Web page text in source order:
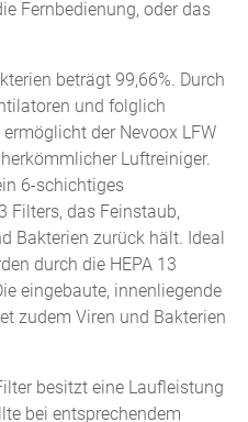
Fernbedienung, oder das
beträgt 99,66%. Durch
und folglich
der Nevoox LFW
Luftreiniger.
6-schichtiges
Filters, das Feinstaub,
Bakterien zurück hält. Ideal
durch die HEPA 13
eingebaute, innenliegende
zudem Viren und Bakterien
besitzt eine Laufleistung
bei entsprechendem